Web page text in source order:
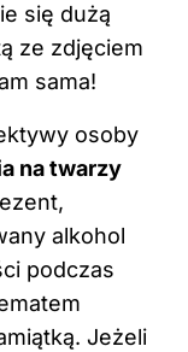
się dużą
ze zdjęciem
sama!
osoby
na twarzy
alkohol
podczas
Jeżeli